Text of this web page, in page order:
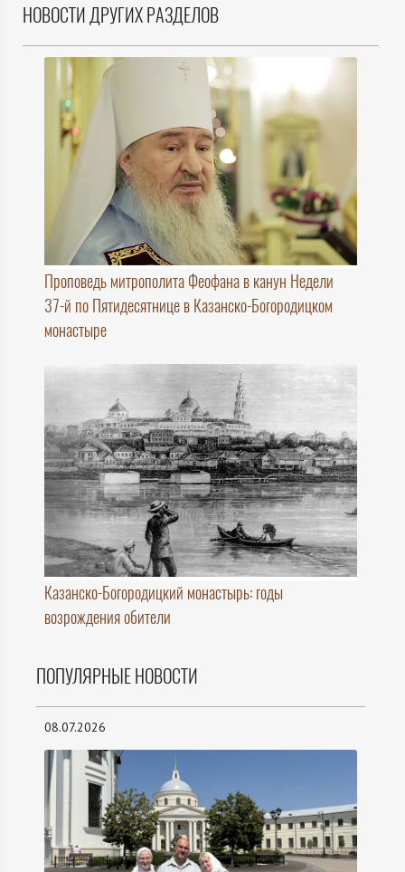
НОВОСТИ ДРУГИХ РАЗДЕЛОВ
Проповедь митрополита Феофана в канун Недели
37-й по Пятидесятнице в Казанско-Богородицком
монастыре
Казанско-Богородицкий монастырь: годы
возрождения обители
ПОПУЛЯРНЫЕ НОВОСТИ
08.07.2026